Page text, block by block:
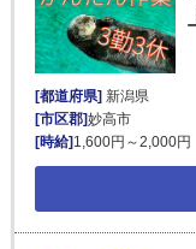
[都道府県]新潟県
[市区郡]妙高市
[時給]1,600円～2,000円